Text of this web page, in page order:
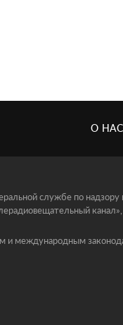
О НАС
службе по
канал»,
международным